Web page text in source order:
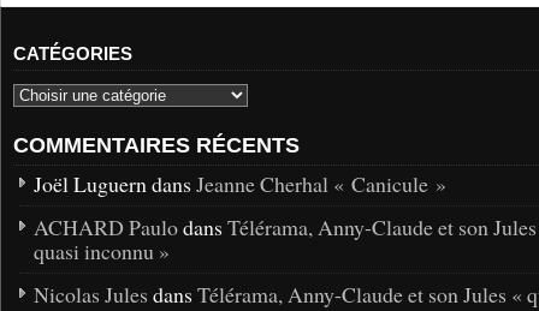
CATÉGORIES
COMMENTAIRES RÉCENTS
Joël Luguern dans Jeanne Cherhal « Canicule »
ACHARD Paulodans Télérama, Anny-Claude et son
quasi inconnu »
Nicolas Jules dans Télérama, Anny-Claude et son Jules «